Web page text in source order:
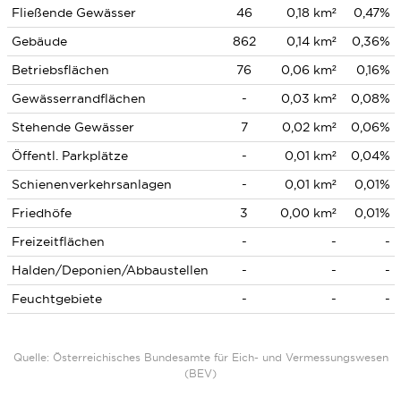
Fließende Gewässer 46 0,18 km²
0,47%
Gebäude
862 0,14 km²
0,36%
Betriebsflächen
76 0,06 km²
0,16%
Gewässerrandflächen
- 0,03 km²
0,08%
Stehende Gewässer
7 0,02 km²
0,06%
Öffentl. Parkplätze
- 0,01 km²
0,04%
Schienenverkehrsanlagen
- 0,01 km²
0,01%
Friedhöfe
3 0,00 km²
0,01%
Freizeitflächen
- -
-
Halden/Deponien/Abbaustellen
- -
-
Feuchtgebiete
- - -
Quelle: Österreichisches Bundesamte für Eich- und Vermessungswesen
(BEV)